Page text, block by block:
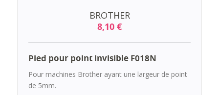
BROTHER
8,10 €
Pied pour point invisible F018N
Pour machines Brother ayant une largeur de point
de 5mm.